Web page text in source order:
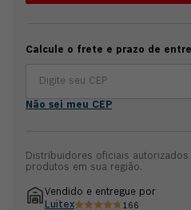
Calcule o frete e prazo de
Não sei meu CEP
Distribuidores oficiais
produtos em sua região.
Vendido e entregue por
Luitex
166